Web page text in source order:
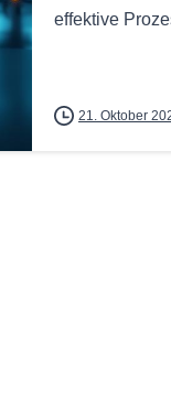
effektive
21. Oktober